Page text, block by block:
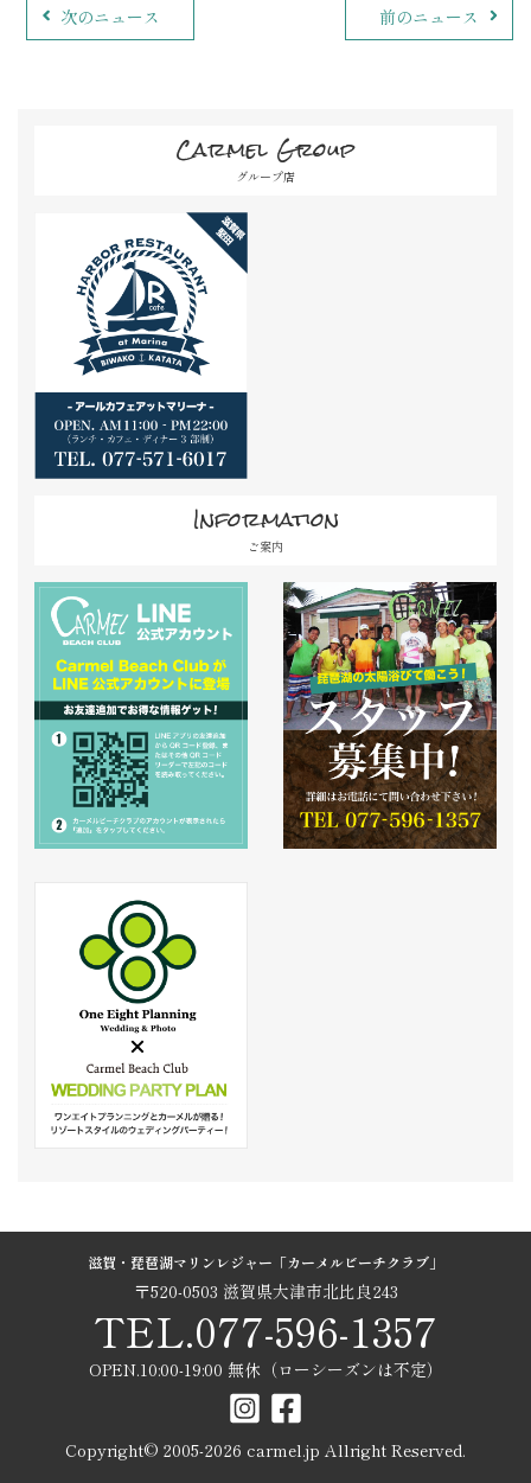
次のニュース 前のニュース
Carmel Group
グループ店
Information
ご案内
滋賀・琵琶湖マリンレジャー「カーメルビーチクラブ」
〒520-0503 滋賀県大津市北比良243
TEL.077-596-1357
OPEN.10:00-19:00 無休（ローシーズンは不定）
Copyright© 2005-2026 carmel.jp Allright Reserved.